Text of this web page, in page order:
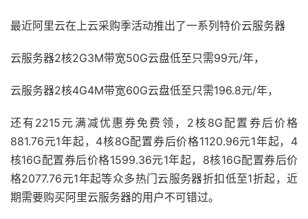
最近阿里云在上云采购季活动推出了一系列特价云服务器
云服务器2核2G3M带宽50G云盘低至只需99元/年，
云服务器2核4G4M带宽60G云盘低至只需196.8元/年，
还有2215元满减优惠券免费领，2核8G配置券后价格
881.76元1年起，4核8G配置券后价格1120.96元1年起，4
核16G配置券后价格1599.36元1年起，8核16G配置券后价
格2077.76元1年起等众多热门云服务器折扣低至1折起，近
期需要购买阿里云服务器的用户不可错过。